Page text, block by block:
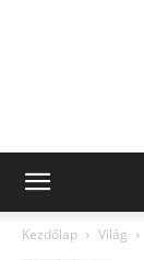
Kezdőlap Világ